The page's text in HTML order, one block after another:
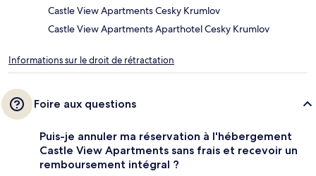
Castle View Apartments Cesky Krumlov
Castle View Apartments Aparthotel Cesky Krumlov
Informations sur le droit de rétractation
Foire aux questions
Puis-je annuler ma réservation à l'hébergement
Castle View Apartments sans frais et recevoir un
remboursement intégral ?